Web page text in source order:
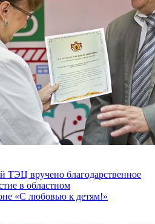
ТЭЦ вручено благодарственное
в областном
«С любовью к детям!»